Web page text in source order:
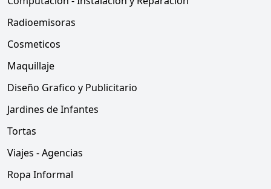
Radioemisoras
Cosmeticos
Maquillaje
Diseño Grafico y Publicitario
Jardines de Infantes
Tortas
Viajes - Agencias
Ropa Informal